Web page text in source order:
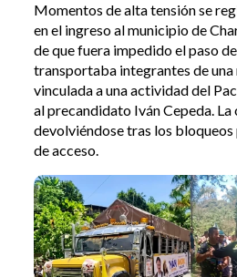
Momentos de alta tensión se
en el ingreso al municipio de
de que fuera impedido el paso
transportaba integrantes de una
vinculada a una actividad del
al precandidato Iván Cepeda.
devolviéndose tras los bloqueos
de acceso.